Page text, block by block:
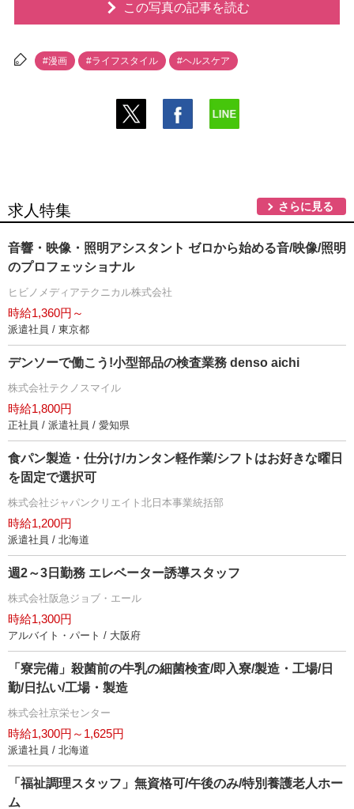
この写真の記事を読む
#漫画 #ライフスタイル #ヘルスケア
求人特集 さらに見る
音響・映像・照明アシスタント ゼロから始める音/映像/照明
のプロフェッショナル
ヒビノメディアテクニカル株式会社
時給1,360円～
派遣社員 / 東京都
デンソーで働こう!小型部品の検査業務 denso aichi
株式会社テクノスマイル
時給1,800円
正社員 / 派遣社員 / 愛知県
食パン製造・仕分け/カンタン軽作業/シフトはお好きな曜日
を固定で選択可
株式会社ジャパンクリエイト北日本事業統括部
時給1,200円
派遣社員 / 北海道
週2～3日勤務 エレベーター誘導スタッフ
株式会社阪急ジョブ・エール
時給1,300円
アルバイト・パート / 大阪府
「寮完備」殺菌前の牛乳の細菌検査/即入寮/製造・工場/日
勤/日払い/工場・製造
株式会社京栄センター
時給1,300円～1,625円
派遣社員 / 北海道
「福祉調理スタッフ」無資格可/午後のみ/特別養護老人ホー
ム